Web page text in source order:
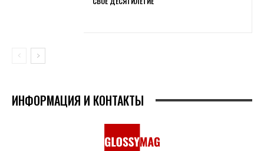
ИНФОРМАЦИЯ И КОНТАКТЫ